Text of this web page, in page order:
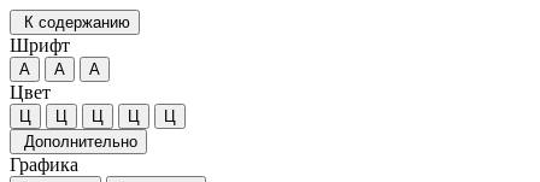
К содержанию
Шрифт
А А А
Цвет
Ц Ц Ц Ц
Ц
Дополнительно
Графика